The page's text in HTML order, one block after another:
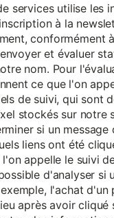
services utilise les
à la
conformément
et évaluer
nom. Pour
ce que l'on
de suivi, qui sont
stockés sur notre
si un message
liens ont été
appelle le suivi
d'analyser si
l'achat d'un
après avoir cliqué